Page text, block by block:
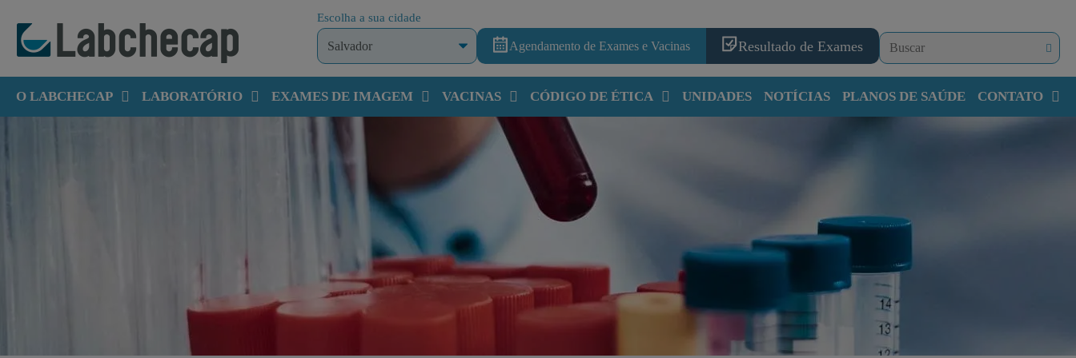
Escolha a sua cidade
Agendamento de Exames e Vacinas Resultado de Exames
O LABCHECAP LABORATÓRIO EXAMES DE IMAGEM VACINAS CÓDIGO DE ÉTICA UNIDADES NOTÍCIAS PLANOS DE SAÚDE CONTATO